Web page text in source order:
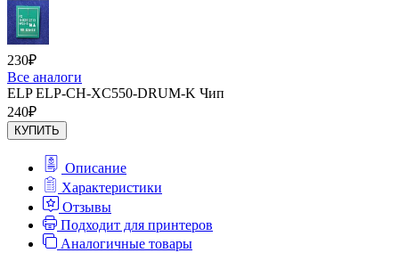
230₽
Все аналоги
ELP ELP-CH-XC550-DRUM-K Чип
240₽
КУПИТЬ
Описание
Характеристики
Отзывы
Подходит для принтеров
Аналогичные товары